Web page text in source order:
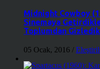
Midnight Cowboy
Sinemaya
Toplumdan
05 Ocak, 2016 /